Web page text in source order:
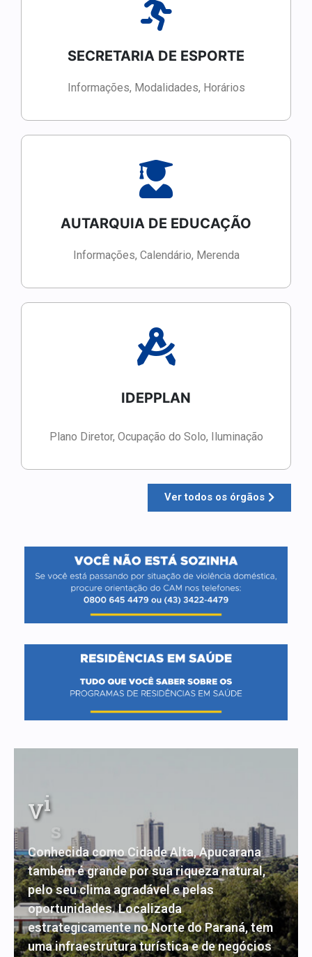
SECRETARIA DE ESPORTE
Informações, Modalidades, Horários
AUTARQUIA DE EDUCAÇÃO
Informações, Calendário, Merenda
IDEPPLAN
Plano Diretor, Ocupação do Solo, Iluminação
Ver todos os órgãos
Vis a
Conhecida como Cidade Alta, Apucarana
também é grande por sua riqueza natural,
pelo seu clima agradável e pelas
oportunidades. Localizada
estrategicamente no Norte do Paraná, tem
uma infraestrutura turística e de negócios